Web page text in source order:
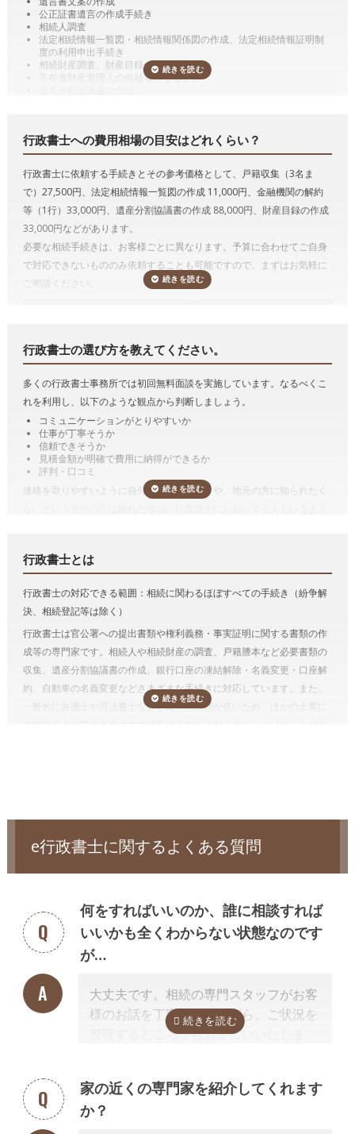
電話受付時間 – 平日 9:00 – 19:00 / 土日祝 9:00 –18:00
公正証書遺言の作成手続き
相続人調査
法定相続情報一覧図・相続情報関係図の作成、法定相続情報証明制
度の利用申出手続き
相続財産調査、財産目録の作成
不在者財産管理人の候補者になること
遺言の執行
遺言書作成のサポート、遺言の執行
行政書士は遺言者が決めた遺言内容に基づいて遺言書文案を作成するこ
とができます。
遺言には、公正証書遺言、自筆証書遺言及び秘密証書遺言の3つの方式
があります。
たとえば、公正証書遺言をするためには、必要書類を収集したり、証人
立会いもやってもらえますし、遺言者が公証役場に行くのも1回だけで
十分となる場合も多いです。
また、遺言を作るのではなく、実際に相続が発生し、その遺言の内容を
実現するために手続きをおこなう遺言の執行も行政書士がおこなうこと
ができます。
遺産分割協議書の作成
遺産分割協議書とは、その名称のとおり、遺産分割協議の結果を書面に
したものです。
相続手続き（
預貯金や有価証券などの相続手続きは行政書士に依頼することができま
す。
金融機関によって要求される資料は多岐にわたるため、それを一つひと
つ確かめながら集めるのは想像以上に手間がかかります。手続きを専門
家に任せることで、ご自身の生活のペースを守り、今後の生活の方針や
親族のケアに時間を使うことが出来ます。
しかも、相続手続きを一括して依頼した方が割安になりますし、面倒が
相続人調査は、被相続人の出生から死亡までのすべての戸籍謄本等（場
合によっては被相続人の尊属の死亡の分かる戸籍謄本等も含みます）を
収集して行います。 なお、相続人を確認するための戸籍謄本等は、相続
手続きでも必要となります。
義変更手続き）の前提業務として相続手続きと併せて依頼します。
相続財産調査、財産目録の作成
遺産分割するにはどのような相続財産があるのか調査が必要です。
財産の調査によって、思わぬ財産が見つかることや、実は莫大な借金が
あったことが発覚することがあります。
相続手続きの前提業務として相続手続きと併せて依頼されるケースが多
相続放棄、遺産分割方法や遺言内容の相談
他の相続人との交渉
相続放棄の申述手続き
遺言書の検認手続き
行政書士への費用相場の目安はどれくらい？
行政書士に依頼する手続きとその参考価格として、戸籍収集（3名ま
で）27,500円、法定相続情報一覧図の作成 11,000円、金融機関の解約
等（1行）33,000円、遺産分割協議書の作成 88,000円、財産目録の作成
33,000円などがあります。
必要な相続手続きは、お客様ごとに異なります。予算に合わせてご自身
で対応できないもののみ依頼することも可能ですので、まずはお気軽に
ご相談ください。
戸籍収集3名まで
法定相続情報一覧図の作成
11,000円
自動車の名義変更1台
11,000円
金融機関の解約等1行
33,000円
解約立ち合い1件
遺産分割協議書の作成
財産目録の作成
遺言書の文案作成(財産目録含む)
できる「相続費用見積ガイド
行政書士の選び方を教えてください。
多くの行政書士事務所では初回無料面談を実施しています。なるべくこ
れを利用し、以下のような観点から判断しましょう。
コミュニケーションがとりやすいか
仕事が丁寧そうか
信頼できそうか
見積金額が明確で費用に納得ができるか
評判・口コミ
連絡を取りやすいように自分の勤め先の近くや、地元の方に知られたく
行政書士とは
行政書士の対応できる範囲：相続に関わるほぼすべての手続き（紛争解
決、相続登記等は除く）
行政書士は官公署への提出書類や権利義務・事実証明に関する書類の作
成等の専門家です。相続人や相続財産の調査、戸籍謄本など必要書類の
収集、遺産分割協議書の作成、銀行口座の凍結解除・名義変更・口座解
約、自動車の名義変更などさまざまな手続きに対応しています。また、
一般的に弁護士や司法書士などと比べ報酬額が低いため、ほかの士業に
e行政書士に関するよくある質問
何をすればいいのか、誰に相談すれば
いいかも全くわからない状態なのです
が…
大丈夫です。相続の専門スタッフがお客
様のお話を丁寧に伺いながら、ご状況を
整理するところからお手伝いいたしま
家の近くの専門家を紹介してくれます
か？